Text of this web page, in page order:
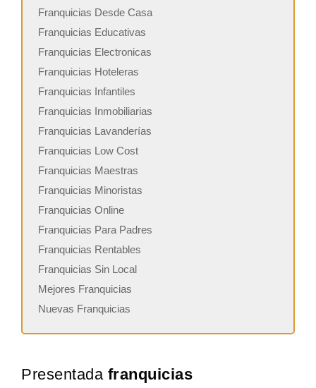
Franquicias Desde Casa
Franquicias Educativas
Franquicias Electronicas
Franquicias Hoteleras
Franquicias Infantiles
Franquicias Inmobiliarias
Franquicias Lavanderías
Franquicias Low Cost
Franquicias Maestras
Franquicias Minoristas
Franquicias Online
Franquicias Para Padres
Franquicias Rentables
Franquicias Sin Local
Mejores Franquicias
Nuevas Franquicias
Presentada franquicias